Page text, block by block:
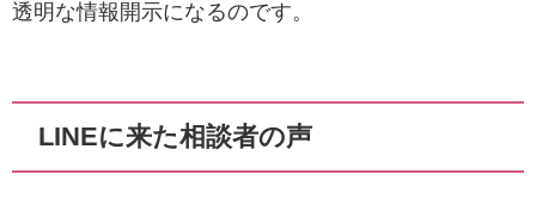
透明な情報開示になるのです。
LINEに来た相談者の声